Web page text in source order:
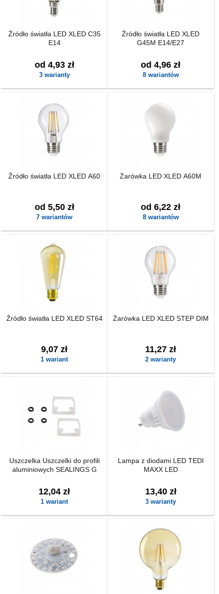
Źródło światła LED XLED C35
E14
od 4,93 zł
3 warianty
Źródło światła LED XLED
G45M E14/E27
od 4,96 zł
8 wariantów
Źródło światła LED XLED A60
od 5,50 zł
7 wariantów
Żarówka LED XLED A60M
od 6,22 zł
8 wariantów
Źródło światła LED XLED ST64
9,07 zł
1 wariant
Żarówka LED XLED STEP DIM
11,27 zł
2 warianty
Uszczelka Uszczelki do profili
aluminiowych SEALINGS G
12,04 zł
1 wariant
Lampa z diodami LED TEDI
MAXX LED
13,40 zł
3 warianty